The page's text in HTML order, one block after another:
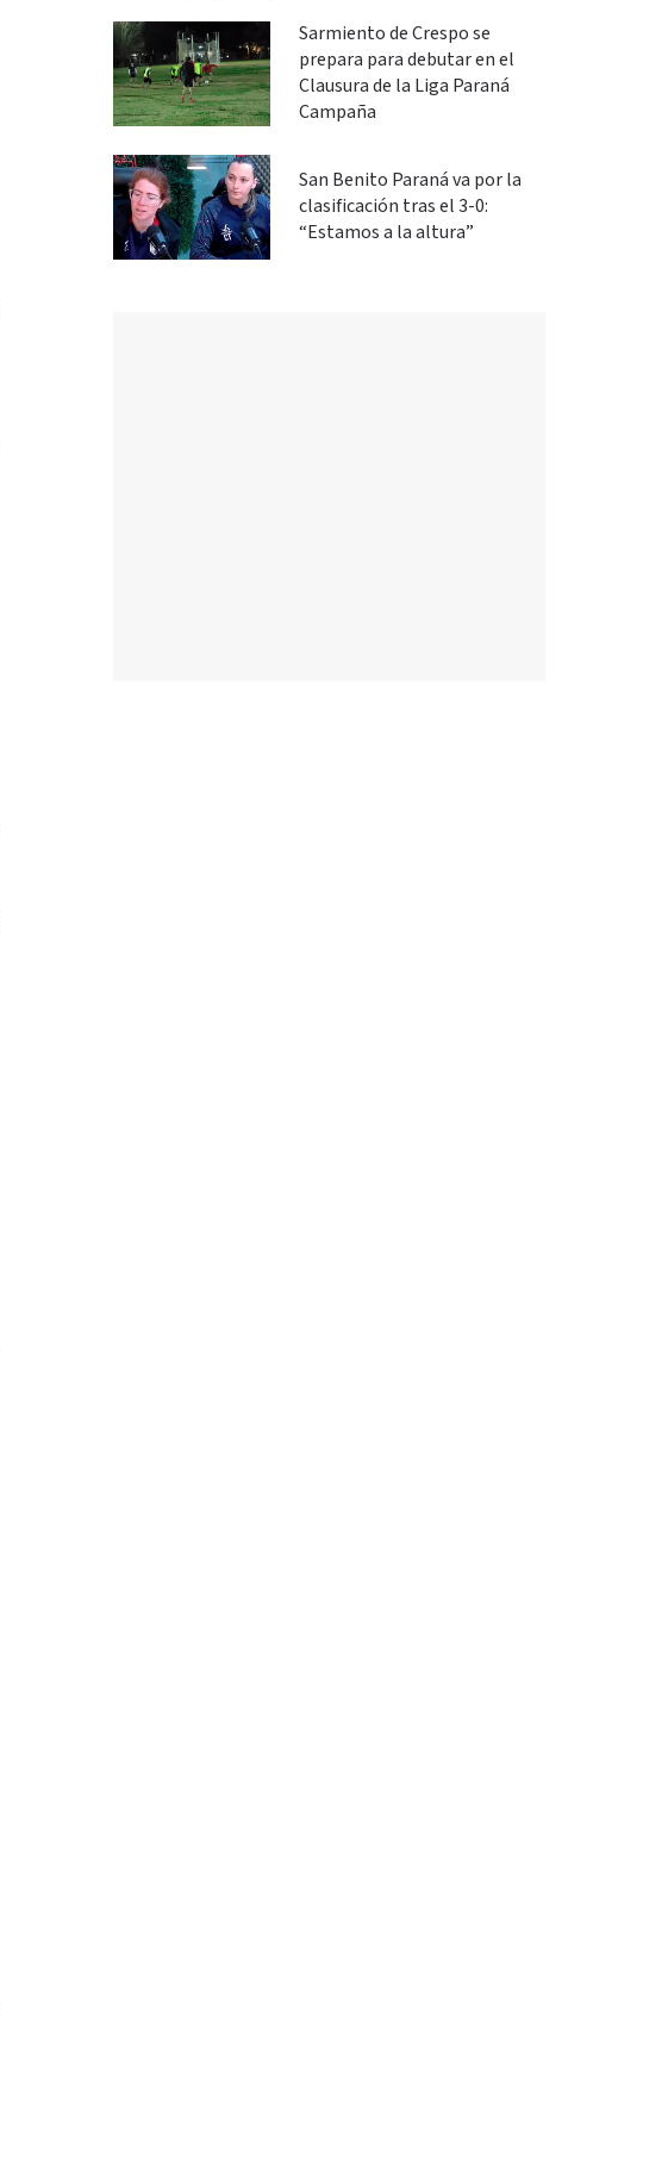
Sarmiento de Crespo se
prepara para debutar en el
Clausura de la Liga Paraná
Campaña
San Benito Paraná va por la
clasificación tras el 3-0:
“Estamos a la altura”